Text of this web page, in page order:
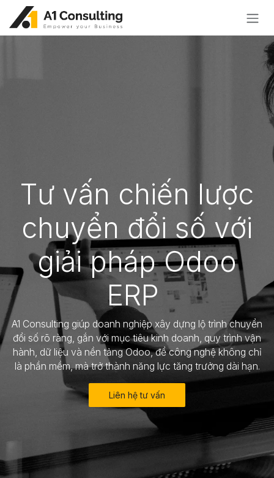
Bỏ qua để đến Nội dung
Tư vấn chiến lược
chuyển đổi số với
giải pháp Odoo
ERP
A1 Consulting giúp doanh nghiệp xây dựng lộ trình chuyển
đổi số rõ ràng, gắn với mục tiêu kinh doanh, quy trình vận
hành, dữ liệu và nền tảng Odoo, để công nghệ không chỉ
là phần mềm, mà trở thành năng lực tăng trưởng dài hạn.
Liên hệ tư vấn